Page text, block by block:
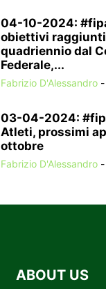
04-10-2024:
obiettivi
quadriennio dal
Federale,...
Fabrizio D'Alessandro -
03-04-2024:
Atleti, prossimi
ottobre
Fabrizio D'Alessandro -
ABOUT US